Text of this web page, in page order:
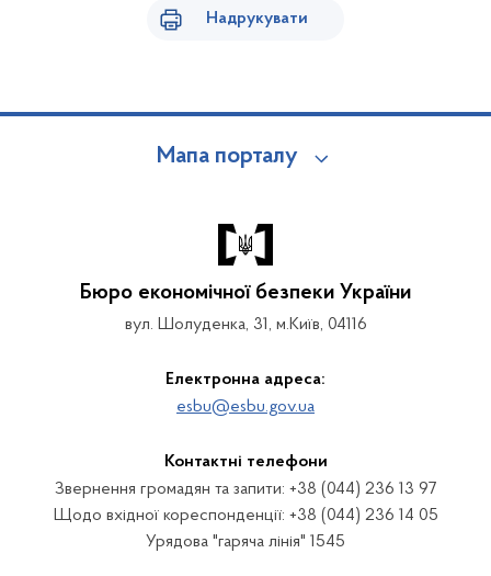
Надрукувати
Мапа порталу
Бюро економічної безпеки України
вул. Шолуденка, 31, м.Київ, 04116
Електронна адреса:
esbu@esbu.gov.ua
Контактні телефони
Звернення громадян та запити: +38 (044) 236 13 97
Щодо вхідної кореспонденції: +38 (044) 236 14 05
Урядова "гаряча лінія" 1545